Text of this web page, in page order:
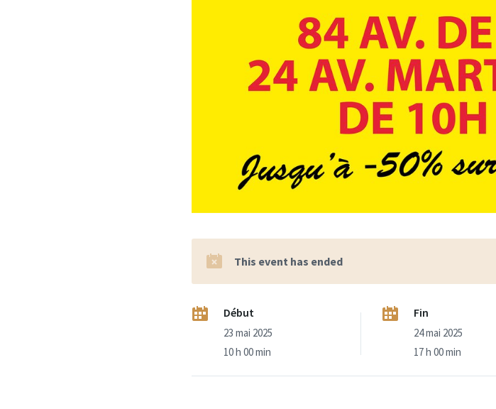
This event has ended
Début
23 mai 2025
10 h 00 min
Fin
24 mai 2025
17 h 00 min